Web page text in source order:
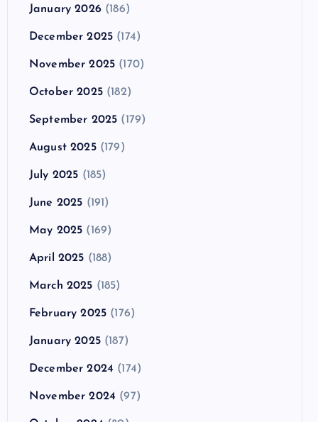
January 2026(186)
December 2025 (174)
November 2025 (170)
October 2025(182)
September 2025 (179)
August 2025(179)
July 2025 (185)
June 2025 (191)
May 2025 (169)
April 2025 (188)
March 2025 (185)
February 2025 (176)
January 2025(187)
December 2024 (174)
November 2024 (97)